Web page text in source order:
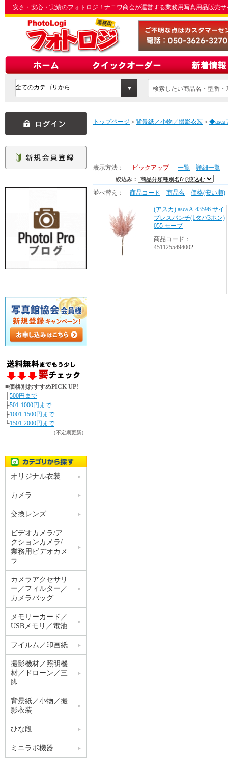
安さ・安心・実績のフォトロジ！ナニワ商会が運営する業務用写真用品販売
検索したい商品名・型番
トップページ ＞ 背景紙／小物／撮影衣装 ＞ ◆asca
表示方法： ピックアップ 一覧 詳細一覧
絞込み：
並べ替え： 商品コード 商品名 価格(安い順)
(アスカ) asca A-43596 サイ
プレスバンチ(1タバ3ホン)
055 モーブ
商品コード：
4511255494002
■価格別おすすめPICK UP!
├500円まで
├501-1000円まで
├1001-1500円まで
└1501-2000円まで
（不定期更新）
---------------------------
オリジナル衣装
カメラ
交換レンズ
ビデオカメラ/ア
クションカメラ/
業務用ビデオカメ
ラ
カメラアクセサリ
ー／フィルター／
カメラバッグ
メモリーカード／
USBメモリ／電池
フイルム／印画紙
撮影機材／照明機
材／ドローン／三
脚
背景紙／小物／撮
影衣装
ひな段
ミニラボ機器